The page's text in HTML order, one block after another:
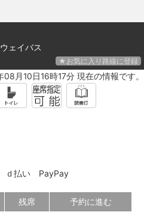
ェイバス
★お気に入り路線に登録
月10日16時17分 現在の情報です。
ｄ払い PayPay
残席 予約に進む